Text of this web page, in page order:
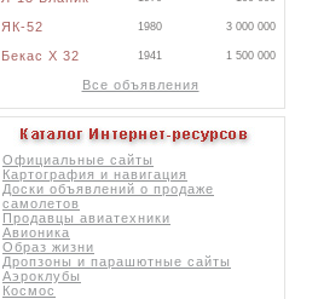
ЯК-52 1980 3 000 000
Бекас X 32 1941 1 500 000
Все объявления
Официальные сайты
Картография и навигация
Доски объявлений о продаже
самолетов
Продавцы авиатехники
Авионика
Образ жизни
Дропзоны и парашютные сайты
Аэроклубы
Космос